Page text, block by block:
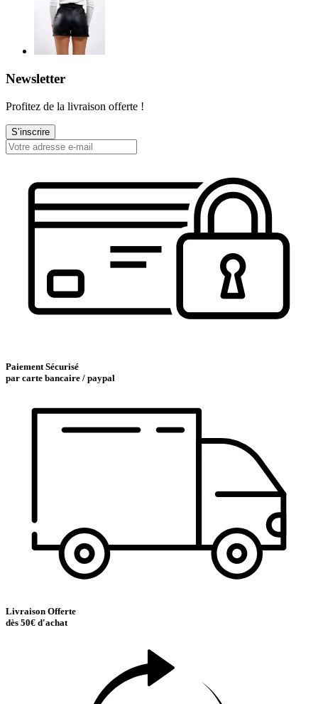
Newsletter
Profitez de la livraison offerte !
S’inscrire
Paiement Sécurisé
par carte bancaire / paypal
Livraison Offerte
dès 50€ d'achat